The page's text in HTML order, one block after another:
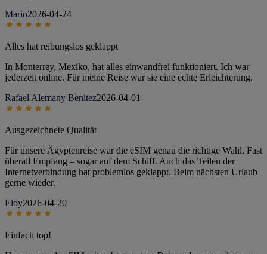
Mario2026-04-24
Alles hat reibungslos geklappt
In Monterrey, Mexiko, hat alles einwandfrei funktioniert. Ich war
jederzeit online. Für meine Reise war sie eine echte Erleichterung.
Rafael Alemany Benitez2026-04-01
Ausgezeichnete Qualität
Für unsere Ägyptenreise war die eSIM genau die richtige Wahl. Fast
überall Empfang – sogar auf dem Schiff. Auch das Teilen der
Internetverbindung hat problemlos geklappt. Beim nächsten Urlaub
gerne wieder.
Eloy2026-04-20
Einfach top!